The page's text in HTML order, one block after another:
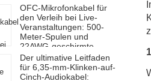
OFC-Mikrofonkabel für
den Verleih bei Live-
Veranstaltungen: 500-
Meter-Spulen und
22AWG-geschirmte
Ausführung
Der ultimative Leitfaden
für 6,35-mm-Klinken-auf-
Cinch-Audiokabel: